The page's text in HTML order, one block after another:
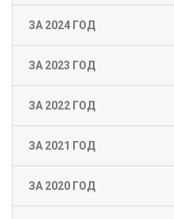
ЗА 2024 ГОД
ЗА 2023 ГОД
ЗА 2022 ГОД
ЗА 2021 ГОД
ЗА 2020 ГОД